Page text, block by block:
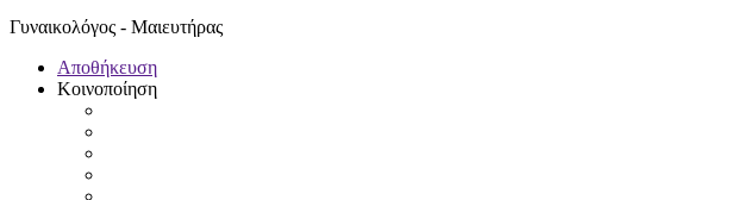
Γυναικολόγος - Μαιευτήρας
Αποθήκευση
Κοινοποίηση